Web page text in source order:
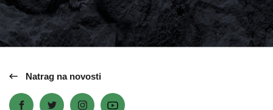
Natrag na novosti